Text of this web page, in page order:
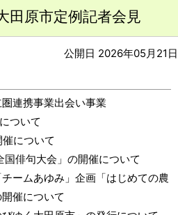
原市定例記者会見
公開日 2026年05月21日
連携事業出会い事業
ついて
催について
国俳句大会」の開催について
ームあゆみ」企画「はじめての農
催について